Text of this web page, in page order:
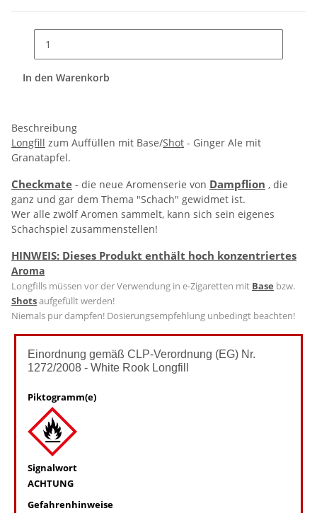
In den Warenkorb
Beschreibung
Longfill zum Auffüllen mit Base/Shot - Ginger Ale mit
Granatapfel.
Checkmate - die neue Aromenserie von Dampflion , die
ganz und gar dem Thema "Schach" gewidmet ist.
Wer alle zwölf Aromen sammelt, kann sich sein eigenes
Schachspiel zusammenstellen!
HINWEIS: Dieses Produkt enthält hoch konzentriertes
Aroma
Longfills müssen vor der Verwendung in e-Zigaretten mit Base bzw.
Shotsaufgefüllt werden!
Niemals pur dampfen! Dosierungsempfehlung unbedingt beachten!
Einordnung gemäß CLP-Verordnung (EG) Nr.
1272/2008 - White Rook Longfill
Piktogramm(e)
Signalwort
ACHTUNG
Gefahrenhinweise